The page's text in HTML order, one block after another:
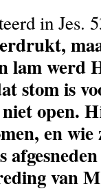
in Jes.
lam werd
stom is
open.
en
van